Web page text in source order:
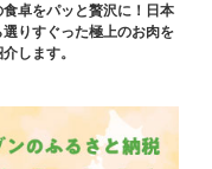
食卓をパッと贅沢に！日本
選りすぐった極上のお肉を
します。